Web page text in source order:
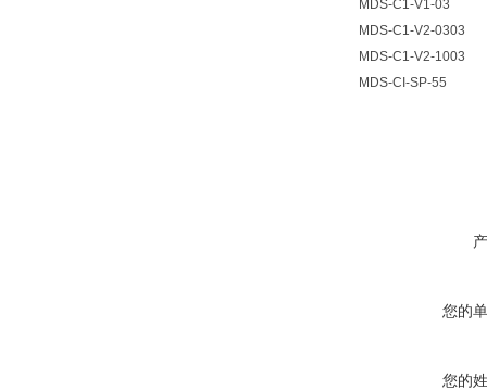
MDS-C1-V1-03
MDS-C1-V2-0303
MDS-C1-V2-1003
MDS-CI-SP-55
您的
您的